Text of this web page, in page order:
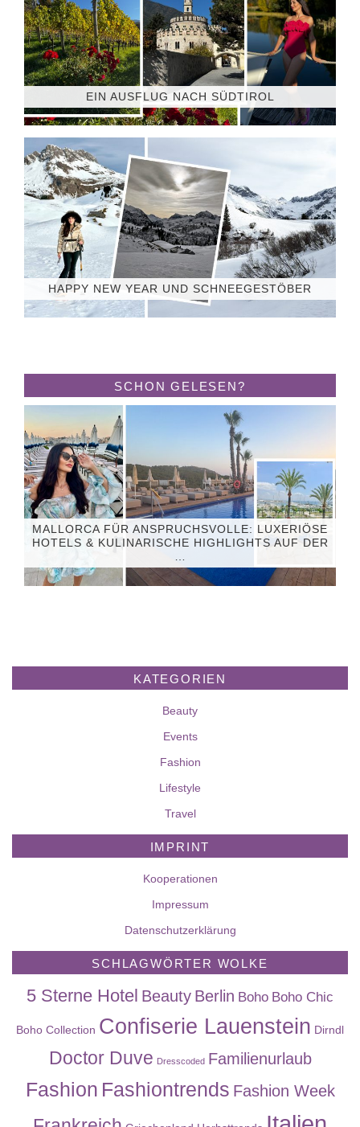
EIN AUSFLUG NACH SÜDTIROL
HAPPY NEW YEAR UND SCHNEEGESTÖBER
SCHON GELESEN?
MALLORCA FÜR ANSPRUCHSVOLLE: LUXERIÖSE
HOTELS & KULINARISCHE HIGHLIGHTS AUF DER
KATEGORIEN
Beauty
Events
Fashion
Lifestyle
Travel
IMPRINT
Kooperationen
Impressum
Datenschutzerklärung
SCHLAGWÖRTER WOLKE
5 Sterne Hotel Beauty Berlin Boho Boho Chic
Boho Collection Confiserie Lauenstein Dirndl
Doctor Duve Dresscoded Familienurlaub
Fashion Fashiontrends Fashion Week